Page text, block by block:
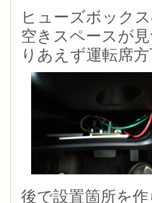
ヒューズボック
空きスペースが
りあえず運転席
後で設置箇所を